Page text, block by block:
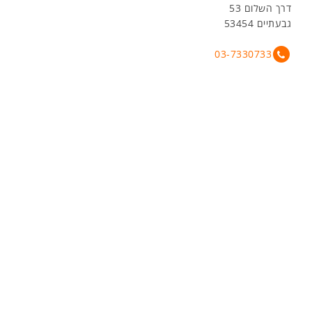
דרך השלום 53
גבעתיים 53454
03-7330733